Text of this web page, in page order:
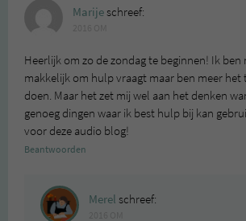
Marijeschreef:
Heerlijk om zo de zondag te beginnen! Ik ben
makkelijk om hulp vraagt maar ben meer het
doen. Maar het zet mij wel aan het denken
genoeg dingen waar ik best hulp bij kan
voor deze audio blog!
Beantwoorden
Merel schreef: